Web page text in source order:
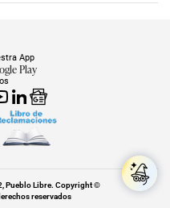
App
Play
Pueblo Libre. Copyright ©
reservados